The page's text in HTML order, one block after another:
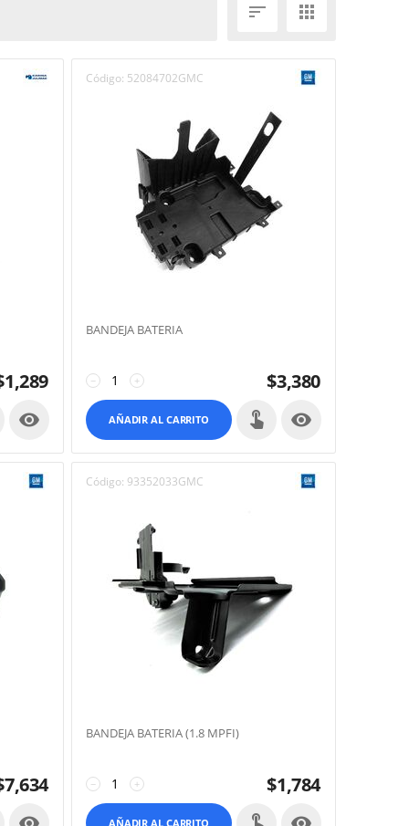
 
1,289

Código: 52084702GMC
BANDEJA BATERIA
+
− $3,380
AÑADIR AL CARRITO 
7,634
Código: 93352033GMC
BANDEJA BATERIA (1.8 MPFI)
+
− $1,784
AÑADIR AL CARRITO